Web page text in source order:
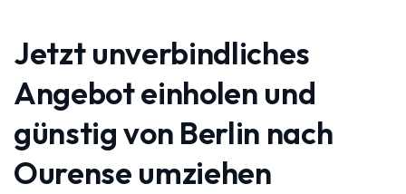
Jetzt unverbindliches
Angebot einholen und
günstig von Berlin nach
Ourense umziehen